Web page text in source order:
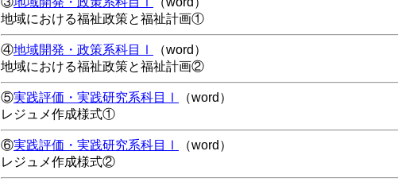
地域における福祉政策と福祉計画①
④地域開発・政策系科目Ⅰ
（word）
地域における福祉政策と福祉計画②
⑤実践評価・実践研究系科目Ⅰ
（word）
レジュメ作成様式①
⑥実践評価・実践研究系科目Ⅰ
（word）
レジュメ作成様式②